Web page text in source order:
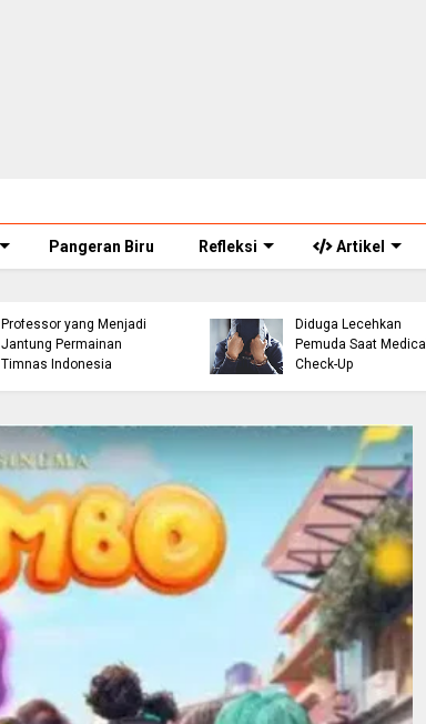
Pangeran Biru Refleksi Artikel
Professor yang Menjadi
Jantung Permainan
Timnas Indonesia
Diduga Lecehkan
Pemuda Saat Medical
Check-Up